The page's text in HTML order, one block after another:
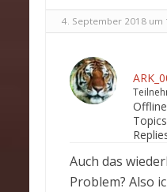
4. September 2018 um
Offline
Auch das
Problem? Also